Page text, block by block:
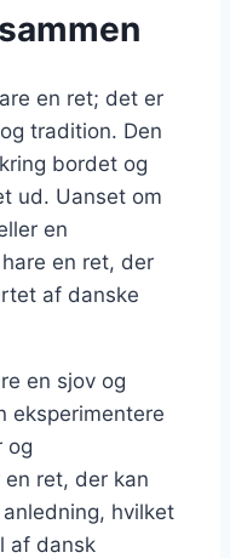
en ret; det er
tradition. Den
bordet og
ud. Uanset om
en
en ret, der
af danske
en sjov og
eksperimentere
og
ret, der kan
hvilket
af dansk